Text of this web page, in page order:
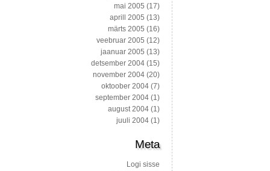
mai 2005 (17)
aprill 2005 (13)
märts 2005 (16)
veebruar 2005 (12)
jaanuar 2005 (13)
detsember 2004 (15)
november 2004 (20)
oktoober 2004 (7)
september 2004 (1)
august 2004 (1)
juuli 2004 (1)
Meta
Logi sisse